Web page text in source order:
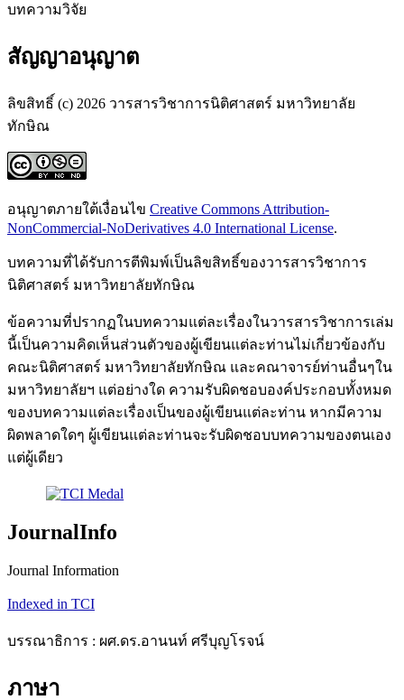
บทความวิจัย
สัญญาอนุญาต
ลิขสิทธิ์ (c) 2026 วารสารวิชาการนิติศาสตร์ มหาวิทยาลัย
ทักษิณ
อนุญาตภายใต้เงื่อนไข Creative Commons Attribution-
NonCommercial-NoDerivatives 4.0 International License.
บทความที่ได้รับการตีพิมพ์เป็นลิขสิทธิ์ของวารสารวิชาการ
นิติศาสตร์ มหาวิทยาลัยทักษิณ
ข้อความที่ปรากฏในบทความแต่ละเรื่องในวารสารวิชาการเล่ม
นี้เป็นความคิดเห็นส่วนตัวของผู้เขียนแต่ละท่านไม่เกี่ยวข้องกับ
คณะนิติศาสตร์ มหาวิทยาลัยทักษิณ และคณาจารย์ท่านอื่นๆใน
มหาวิทยาลัยฯ แต่อย่างใด ความรับผิดชอบองค์ประกอบทั้งหมด
ของบทความแต่ละเรื่องเป็นของผู้เขียนแต่ละท่าน หากมีความ
ผิดพลาดใดๆ ผู้เขียนแต่ละท่านจะรับผิดชอบบทความของตนเอง
แต่ผู้เดียว
JournalInfo
Journal Information
Indexed in TCI
บรรณาธิการ : ผศ.ดร.อานนท์ ศรีบุญโรจน์
ภาษา